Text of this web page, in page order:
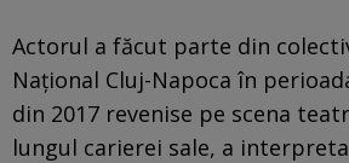
Actorul a făcut parte din
Național Cluj-Napoca în
din 2017 revenise pe scena
lungul carierei sale, a